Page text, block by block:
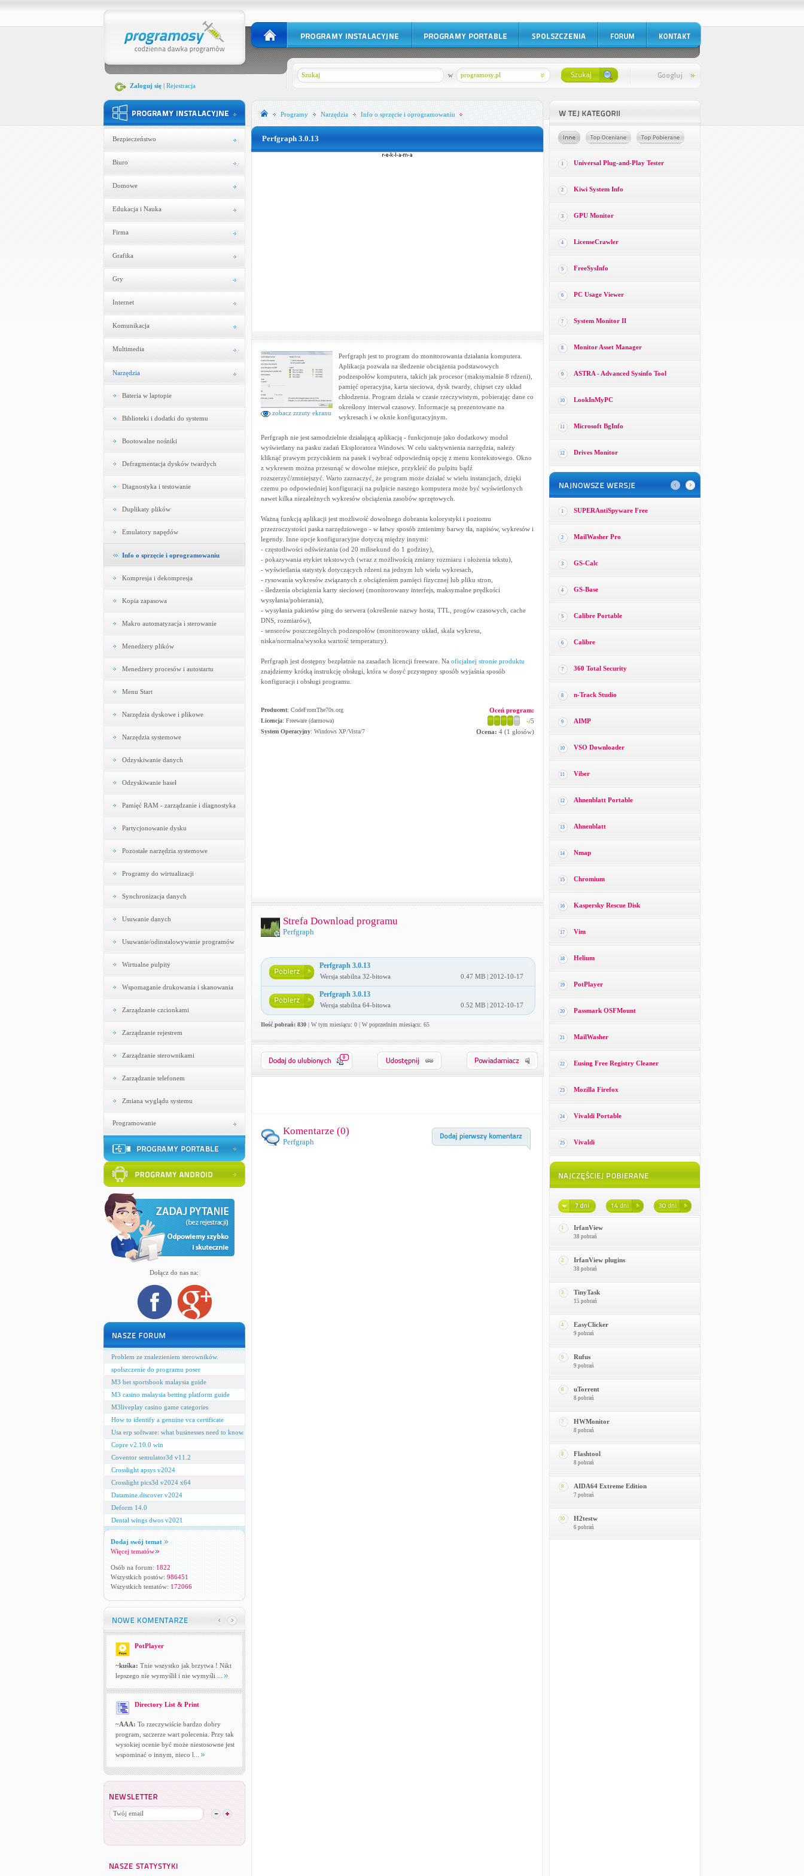
Zaloguj się| Rejestracja
programosy.pl
w
Bezpieczeństwo
Biuro
Domowe
Edukacja i Nauka
Firma
Grafika
Gry
Internet
Komunikacja
Multimedia
Narzędzia
Bateria w laptopie
Biblioteki i dodatki do systemu
Bootowalne nośniki
Defragmentacja dysków twardych
Diagnostyka i testowanie
Duplikaty plików
Emulatory napędów
Info o sprzęcie i oprogramowaniu
Kompresja i dekompresja
Kopia zapasowa
Makro automatyzacja i sterowanie
Menedżery plików
Menedżery procesów i autostartu
Menu Start
Narzędzia dyskowe i plikowe
Narzędzia systemowe
Odzyskiwanie danych
Odzyskiwanie haseł
Pamięć RAM - zarządzanie i diagnostyka
Partycjonowanie dysku
Pozostałe narzędzia systemowe
Programy do wirtualizacji
Synchronizacja danych
Usuwanie danych
Usuwanie/odinstalowywanie programów
Wirtualne pulpity
Wspomaganie drukowania i skanowania
Zarządzanie czcionkami
Zarządzanie rejestrem
Zarządzanie sterownikami
Zarządzanie telefonem
Zmiana wyglądu systemu
Programowanie
Dołącz do nas na:
Problem ze znalezieniem sterowników.
spolszczenie do programu poser
M3 bet sportsbook malaysia guide
M3 casino malaysia betting platform guide
M3liveplay casino game categories
How to identify a genuine vca certificate
Usa erp software: what businesses need to know
Copre v2.10.0 win
Coventor semulator3d v11.2
Crosslight apsys v2024
Crosslight pics3d v2024 x64
Datamine.discover v2024
Deform 14.0
Dental wings dwos v2021
Dodaj swój temat
Więcej tematów
Osób na forum: 1822
Wszystkich postów: 986451
Wszystkich tematów: 172066
PotPlayer
~kuśka: Tnie wszystko jak brzytwa ! Nikt
lepszego nie wymyślił i nie wymyśli ...
Directory List & Print
~AAA: To rzeczywiście bardzo dobry
program, szczerze wart polecenia. Przy tak
wysokiej ocenie być może niestosowne jest
wspominać o innym, nieco l...
Programy Narzędzia Info o sprzęcie i oprogramowaniu
Perfgraph 3.0.13
zobacz zrzuty ekranu
Perfgraph jest to program do monitorowania działania komputera.
Aplikacja pozwala na śledzenie obciążenia podstawowych
podzespołów komputera, takich jak procesor (maksymalnie 8 rdzeni),
pamięć operacyjna, karta sieciowa, dysk twardy, chipset czy układ
chłodzenia. Program działa w czasie rzeczywistym, pobierając dane co
określony interwał czasowy. Informacje są prezentowane na
wykresach i w oknie konfiguracyjnym.
Perfgraph nie jest samodzielnie działającą aplikacją - funkcjonuje jako dodatkowy moduł
wyświetlany na pasku zadań Eksploratora Windows. W celu uaktywnienia narzędzia, należy
kliknąć prawym przyciskiem na pasek i wybrać odpowiednią opcję z menu kontekstowego. Okno
z wykresem można przesunąć w dowolne miejsce, przykleić do pulpitu bądź
rozszerzyć/zmniejszyć. Warto zaznaczyć, że program może działać w wielu instancjach, dzięki
czemu po odpowiedniej konfiguracji na pulpicie naszego komputera może być wyświetlonych
nawet kilka niezależnych wykresów obciążenia zasobów sprzętowych.
Ważną funkcją aplikacji jest możliwość dowolnego dobrania kolorystyki i poziomu
przezroczystości paska narzędziowego - w łatwy sposób zmienimy barwy tła, napisów, wykresów i
legendy. Inne opcje konfiguracyjne dotyczą między innymi:
- częstotliwości odświeżania (od 20 milisekund do 1 godziny),
- pokazywania etykiet tekstowych (wraz z możliwością zmiany rozmiaru i ułożenia tekstu),
- wyświetlania statystyk dotyczących rdzeni na jednym lub wielu wykresach,
- rysowania wykresów związanych z obciążeniem pamięci fizycznej lub pliku stron,
- śledzenia obciążenia karty sieciowej (monitorowany interfejs, maksymalne prędkości
wysyłania/pobierania),
- wysyłania pakietów ping do serwera (określenie nazwy hosta, TTL, progów czasowych, cache
DNS, rozmiarów),
- sensorów poszczególnych podzespołów (monitorowany układ, skala wykresu,
niska/normalna/wysoka wartość temperatury).
Perfgraph jest dostępny bezpłatnie na zasadach licencji freeware. Na oficjalnej stronie produktu
znajdziemy krótką instrukcję obsługi, która w dosyć przystępny sposób wyjaśnia sposób
konfiguracji i obsługi programu.
Producent: CodeFromThe70s.org
Licencja: Freeware (darmowa)
System Operacyjny: Windows XP/Vista/7
Oceń program:
-/5
Ocena: 4(1 głosów)
Strefa Download programu
Perfgraph
Perfgraph 3.0.13
Wersja stabilna 32-bitowa 0.47 MB | 2012-10-17
Perfgraph 3.0.13
Wersja stabilna 64-bitowa 0.52 MB | 2012-10-17
Ilość pobrań: 830| W tym miesiącu: 0 | W poprzednim miesiącu: 65
0
Komentarze (0)
Perfgraph
1 Universal Plug-and-Play Tester
2 Kiwi System Info
3 GPU Monitor
4 LicenseCrawler
5 FreeSysInfo
6 PC Usage Viewer
7 System Monitor II
8 Monitor Asset Manager
9 ASTRA - Advanced Sysinfo Tool
10 LookInMyPC
11 Microsoft BgInfo
12 Drives Monitor
1 SUPERAntiSpyware Free
2 MailWasher Pro
3 GS-Calc
4 GS-Base
5 Calibre Portable
6 Calibre
7 360 Total Security
8 n-Track Studio
9 AIMP
10 VSO Downloader
11 Viber
12 Ahnenblatt Portable
13 Ahnenblatt
14 Nmap
15 Chromium
16 Kaspersky Rescue Disk
17 Vim
18 Helium
19 PotPlayer
20 Passmark OSFMount
21 MailWasher
22 Eusing Free Registry Cleaner
23 Mozilla Firefox
24 Vivaldi Portable
25 Vivaldi
1 IrfanView
38 pobrań
2 IrfanView plugins
38 pobrań
3 TinyTask
15 pobrań
4 EasyClicker
9 pobrań
5 Rufus
9 pobrań
6 uTorrent
8 pobrań
7 HWMonitor
8 pobrań
8 Flashtool
8 pobrań
9 AIDA64 Extreme Edition
7 pobrań
10 H2testw
6 pobrań